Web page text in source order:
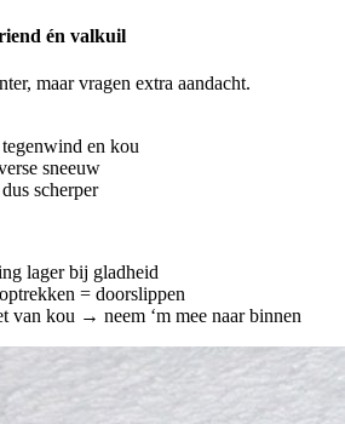
én valkuil
maar vragen extra aandacht.
en kou
sneeuw
scherper
lager bij gladheid
= doorslippen
van kou → neem ‘m mee naar binnen